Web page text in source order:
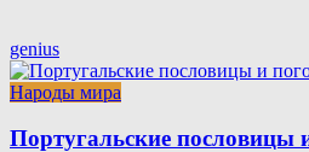
genius
Народы мира
Португальские пословицы